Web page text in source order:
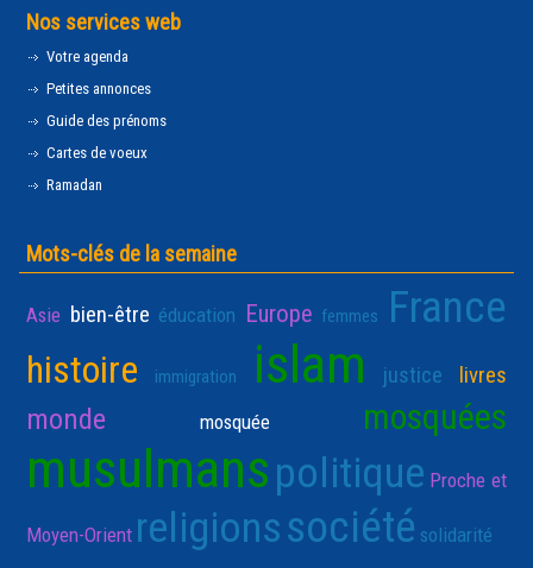
Nos services web
Votre agenda
Petites annonces
Guide des prénoms
Cartes de voeux
Ramadan
Mots-clés de la semaine
Asie bien-être éducation Europe femmes France
histoire immigration islam justice livres
monde mosquée mosquées
musulmanspolitique Proche et
Moyen-Orient religionssociété solidarité